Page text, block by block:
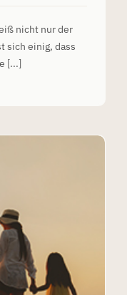
nicht nur der
sich einig, dass
[...]